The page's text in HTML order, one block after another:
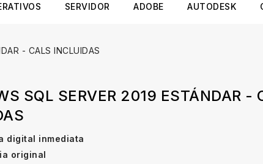
SERVIDOR ADOBE AUTODESK
- CALS INCLUIDAS
SQL SERVER 2019 ESTÁNDAR -
digital inmediata
original